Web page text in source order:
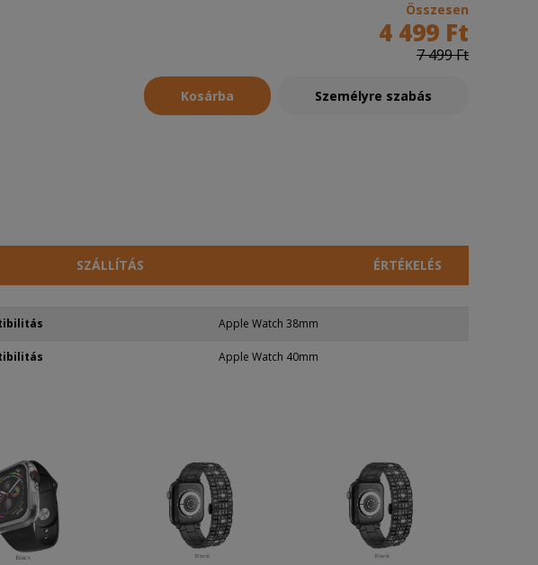
Összesen
4 499 Ft
7 499 Ft
Személyre szabás
Kosárba
SZÁLLÍTÁS ÉRTÉKELÉS
Apple Watch 38mm
Apple Watch 40mm